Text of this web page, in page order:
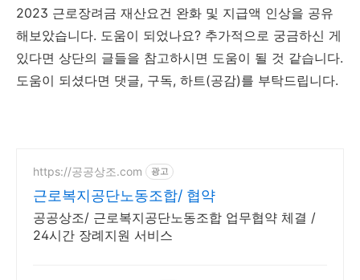
2023 근로장려금 재산요건 완화 및 지급액 인상을 공유
해보았습니다. 도움이 되었나요? 추가적으로 궁금하신 게
있다면 상단의 글들을 참고하시면 도움이 될 것 같습니다.
도움이 되셨다면 댓글, 구독, 하트(공감)를 부탁드립니다.
https://공공상조.com 광고
근로복지공단노동조합/ 협약
공공상조/ 근로복지공단노동조합 업무협약 체결 /
24시간 장례지원 서비스